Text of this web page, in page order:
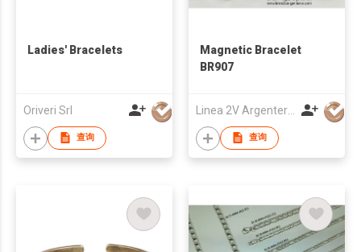
Ladies' Bracelets
Oriveri Srl
查询
Magnetic Bracelet
BR907
Linea 2V Argenteria Srl
查询